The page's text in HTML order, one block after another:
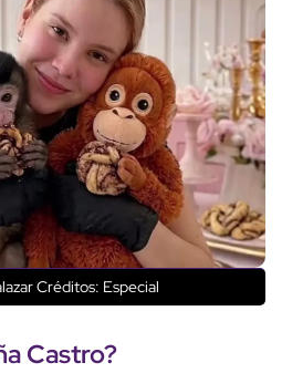
Créditos: Especial
Castro?